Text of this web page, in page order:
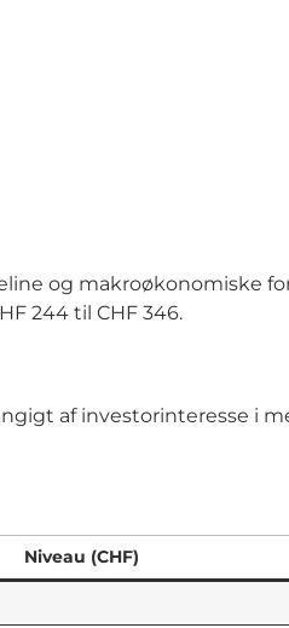
og makroøkonomiske
244 til CHF 346.
af investorinteresse i
Niveau (CHF)